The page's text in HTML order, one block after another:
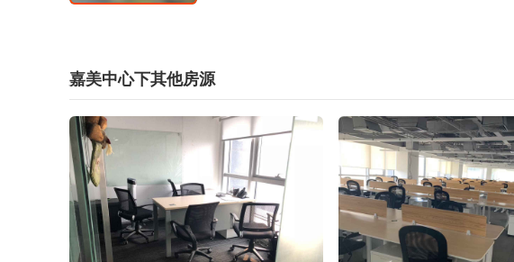
嘉美中心下其他房源